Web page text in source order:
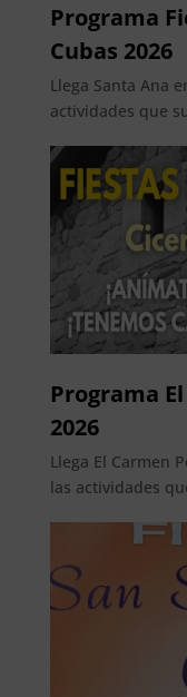
Programa
Cubas 2026
Llega Santa Ana
actividades que
Programa
2026
Llega El Carmen
las actividades